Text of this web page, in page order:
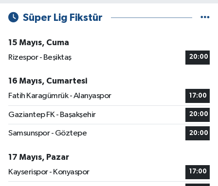
Süper Lig Fikstür
15 Mayıs, Cuma
Rizespor - Beşiktaş
20:00
16 Mayıs, Cumartesi
Fatih Karagümrük - Alanyaspor
17:00
Gaziantep FK - Başakşehir 20:00
Samsunspor - Göztepe 20:00
17 Mayıs, Pazar
Kayserispor - Konyaspor
17:00